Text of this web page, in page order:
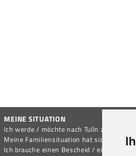
MEINE SITUATION
Ich werde / möchte nach Tulln ziehen
Meine Familiensituation hat sich
Ich brauche einen Bescheid / eine